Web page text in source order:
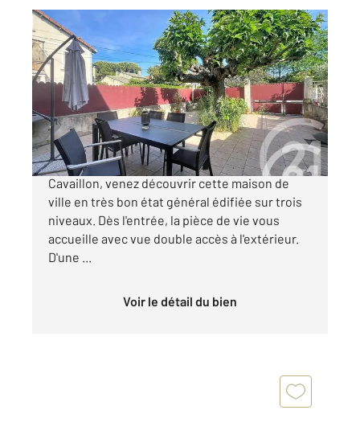
CAVAILLON 84
107,75 m , 4 pièces
Ref : 3844
Maison à vendre
255 000 €
CAVAILLON - A proximité du centre-ville de
Cavaillon, venez découvrir cette maison de
ville en très bon état général édifiée sur trois
niveaux. Dès l'entrée, la pièce de vie vous
accueille avec vue double accès à l'extérieur.
D'une ...
Voir le détail du bien